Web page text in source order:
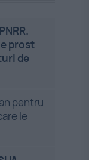
prost
de
pentru
le